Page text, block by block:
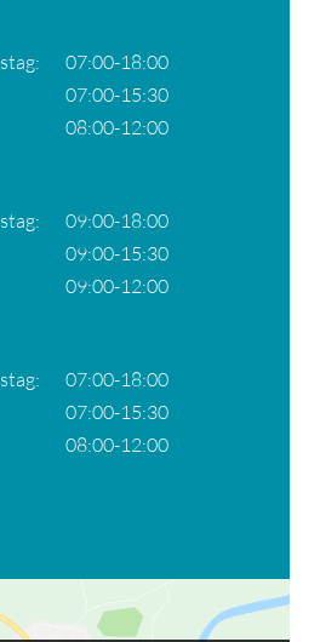
07:00-18:00
07:00-15:30
08:00-12:00
09:00-18:00
09:00-15:30
09:00-12:00
07:00-18:00
07:00-15:30
08:00-12:00